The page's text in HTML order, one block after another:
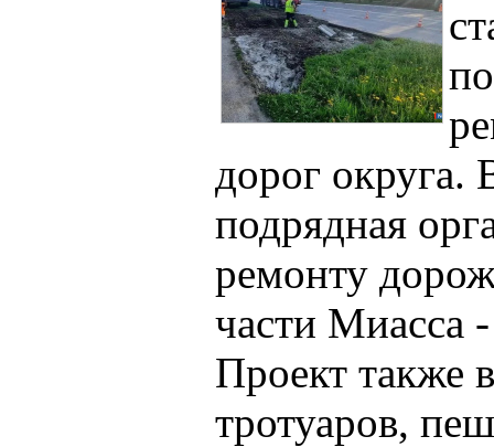
дорог округа.
подрядная
ремонту
части Миасса
Проект также
тротуаров,